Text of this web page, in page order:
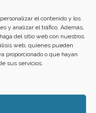
el contenido y los
y analizar el tráfico. Además,
del sitio web con nuestros
web, quienes pueden
proporcionado o que hayan
sus servicios.
21 22 23
28 29